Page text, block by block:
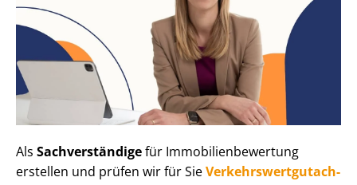
Als Sachverständigefür Im­mo­bi­li­en­be­wer­tung
erstellen und prüfen wir für SieVer­kehrs­wert­gut­ach­